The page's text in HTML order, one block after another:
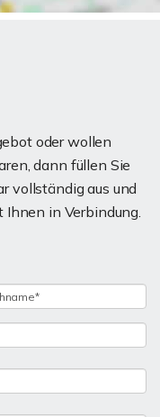
oder wollen
dann füllen Sie
vollständig aus und
in Verbindung.